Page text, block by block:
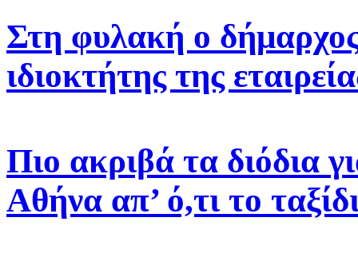
Στη φυλακή ο
ιδιοκτήτης της
Πιο ακριβά τα διόδια
Αθήνα απ’ ό,τι το